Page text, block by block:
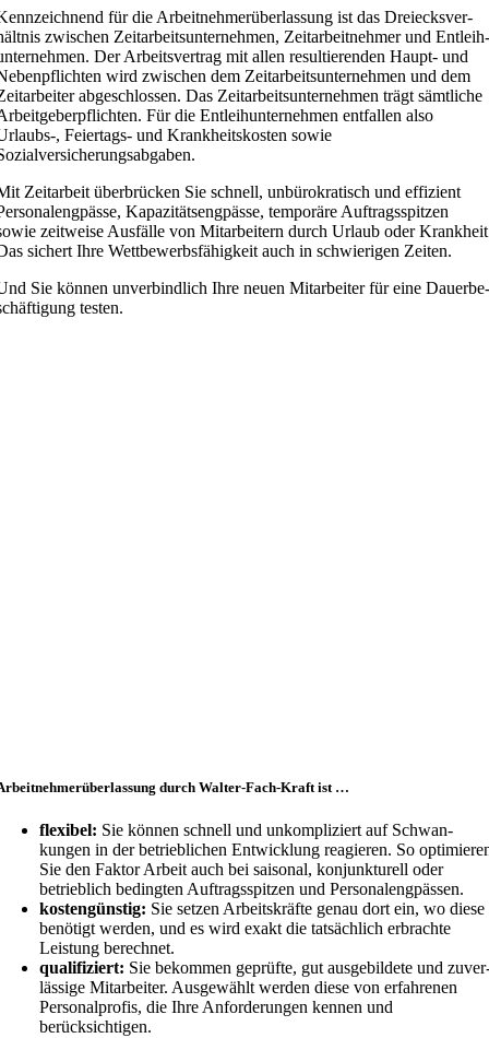
für die Arbeit­neh­mer­über­lassung ist das Dreiecks­ver­
zwischen Zeitar­beits­un­ter­nehmen, Zeitar­beit­nehmer und
Der Arbeits­vertrag mit allen resul­tie­renden Haupt- und
wird zwischen dem Zeitar­beits­un­ter­nehmen und dem
abgeschlossen. Das Zeitar­beits­un­ter­nehmen trägt sämtliche
Für die Entleih­un­ter­nehmen entfallen also
Feiertags- und Krank­heits­kosten sowie
Zeitarbeit überbrücken Sie schnell, unbüro­kra­tisch und effizient
Kapazi­täts­eng­pässe, temporäre Auftrags­spitzen
zeitweise Ausfälle von Mitar­beitern durch Urlaub oder
sichert Ihre Wettbe­werbs­fä­higkeit auch in schwie­rigen Zeiten.
Sie können unver­bindlich Ihre neuen Mitar­beiter für eine
testen.
durch Walter-Fach-Kraft ist …
flexibel: Sie können schnell und unkom­pli­ziert auf Schwan­
kungen in der betrieb­lichen Entwicklung reagieren. So
Sie den Faktor Arbeit auch bei saisonal, konjunk­turell oder
betrieblich bedingten Auftrags­spitzen und Personalengpässen.
kosten­günstig: Sie setzen Arbeits­kräfte genau dort ein, wo diese
benötigt werden, und es wird exakt die tatsächlich erbrachte
Leistung berechnet.
quali­fi­ziert: Sie bekommen geprüfte, gut ausge­bildete und
lässige Mitar­beiter. Ausge­wählt werden diese von erfah­renen
Perso­nal­profis, die Ihre Anfor­de­rungen kennen und
berücksichtigen.